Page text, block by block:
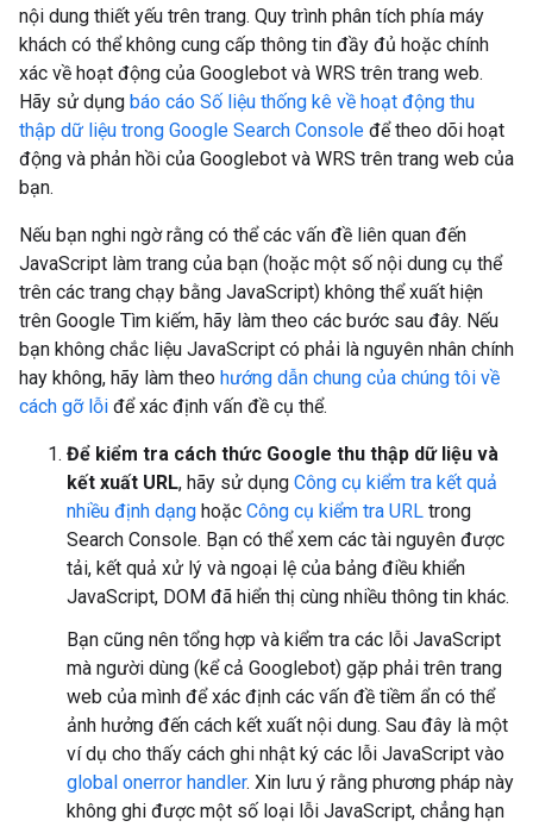
nội dung thiết yếu trên trang. Quy trình phân tích phía máy
khách có thể không cung cấp thông tin đầy đủ hoặc chính
xác về hoạt động của Googlebot và WRS trên trang web.
Hãy sử dụng báo cáo Số liệu thống kê về hoạt động thu
thập dữ liệu trong Google Search Console để theo dõi hoạt
động và phản hồi của Googlebot và WRS trên trang web của
bạn.
Nếu bạn nghi ngờ rằng có thể các vấn đề liên quan đến
JavaScript làm trang của bạn (hoặc một số nội dung cụ thể
trên các trang chạy bằng JavaScript) không thể xuất hiện
trên Google Tìm kiếm, hãy làm theo các bước sau đây. Nếu
bạn không chắc liệu JavaScript có phải là nguyên nhân chính
hay không, hãy làm theo hướng dẫn chung của chúng tôi về
cách gỡ lỗi để xác định vấn đề cụ thể.
Để kiểm tra cách thức Google thu thập dữ liệu và
kết xuất URL, hãy sử dụng Công cụ kiểm tra kết quả
nhiều định dạng hoặc Công cụ kiểm tra URL trong
Search Console. Bạn có thể xem các tài nguyên được
tải, kết quả xử lý và ngoại lệ của bảng điều khiển
JavaScript, DOM đã hiển thị cùng nhiều thông tin khác.
Bạn cũng nên tổng hợp và kiểm tra các lỗi JavaScript
mà người dùng (kể cả Googlebot) gặp phải trên trang
web của mình để xác định các vấn đề tiềm ẩn có thể
ảnh hưởng đến cách kết xuất nội dung. Sau đây là một
ví dụ cho thấy cách ghi nhật ký các lỗi JavaScript vào
global onerror handler. Xin lưu ý rằng phương pháp này
không ghi được một số loại lỗi JavaScript, chẳng hạn